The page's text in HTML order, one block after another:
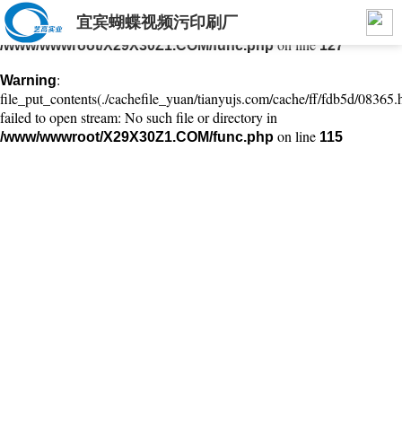
Warning: mkdir(): No space left on device in
/www/wwwroot/X29X30Z1.COM/func.phpon line127
Warning:
file_put_contents(./cachefile_yuan/tianyujs.com/cache/ff/fdb5d/
failed to open stream: No such file or directory in
/www/wwwroot/X29X30Z1.COM/func.php on line 115
宜宾蝴蝶视频污印刷厂